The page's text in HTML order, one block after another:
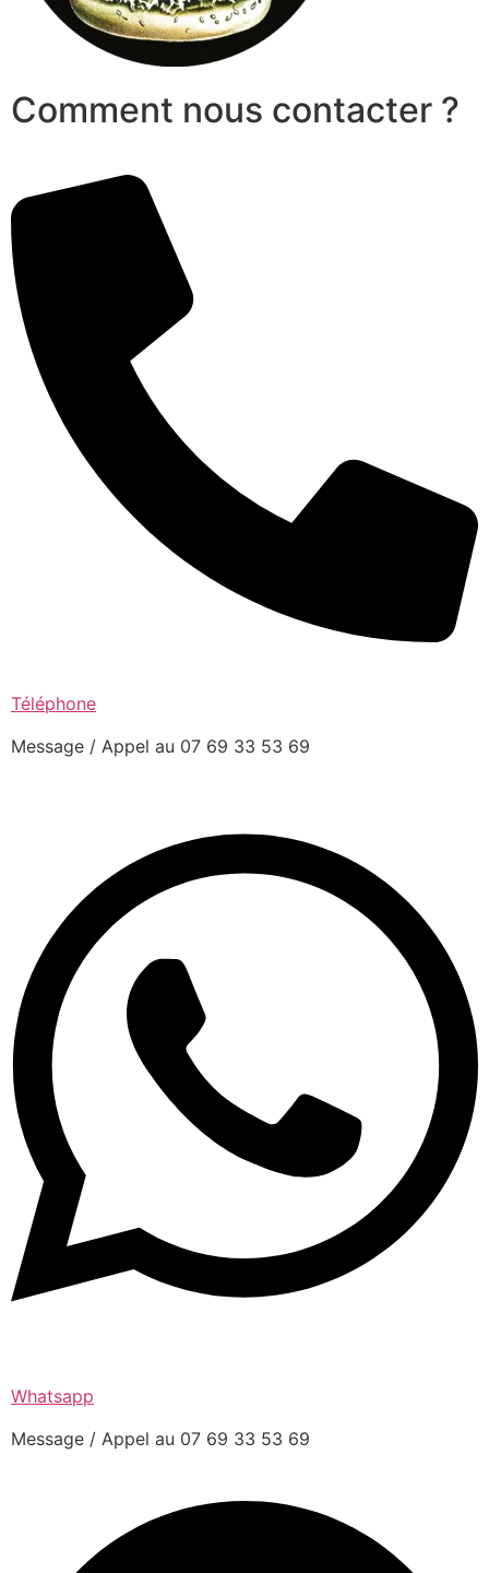
Comment nous contacter ?
Téléphone
Message / Appel au 07 69 33 53 69
Whatsapp
Message / Appel au 07 69 33 53 69